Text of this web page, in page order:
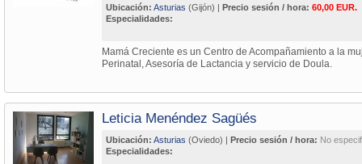
Ubicación: Asturias (Gijón) | Precio sesión / hora: 60,00 EUR.
Especialidades:
Mamá Creciente es un Centro de Acompañamiento a la
Perinatal, Asesoría de Lactancia y servicio de Doula.
Leticia Menéndez Sagüés
Ubicación: Asturias (Oviedo) | Precio sesión / hora: No
Especialidades: